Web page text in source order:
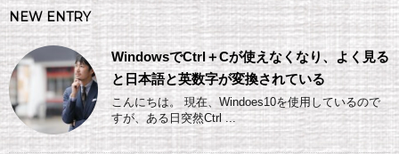
NEW ENTRY
WindowsでCtrl＋Cが使えなくなり、よく見る
と日本語と英数字が変換されている
こんにちは。 現在、Windoes10を使用しているので
すが、ある日突然Ctrl ...